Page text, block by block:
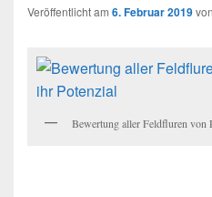
Veröffentlicht am 6. Februar 2019von
Bewertung aller Feldfluren von